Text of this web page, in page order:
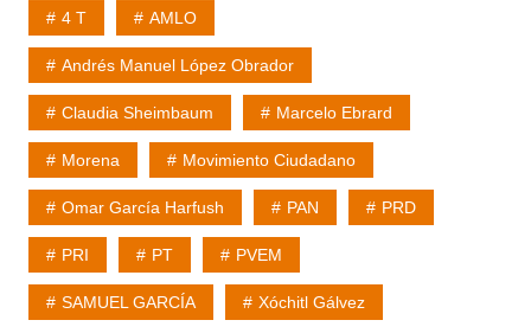
4 T AMLO
Andrés Manuel López Obrador
Claudia Sheimbaum Marcelo Ebrard
Morena Movimiento Ciudadano
Omar García Harfush PAN PRD
PRI PT PVEM
SAMUEL GARCÍA Xóchitl Gálvez